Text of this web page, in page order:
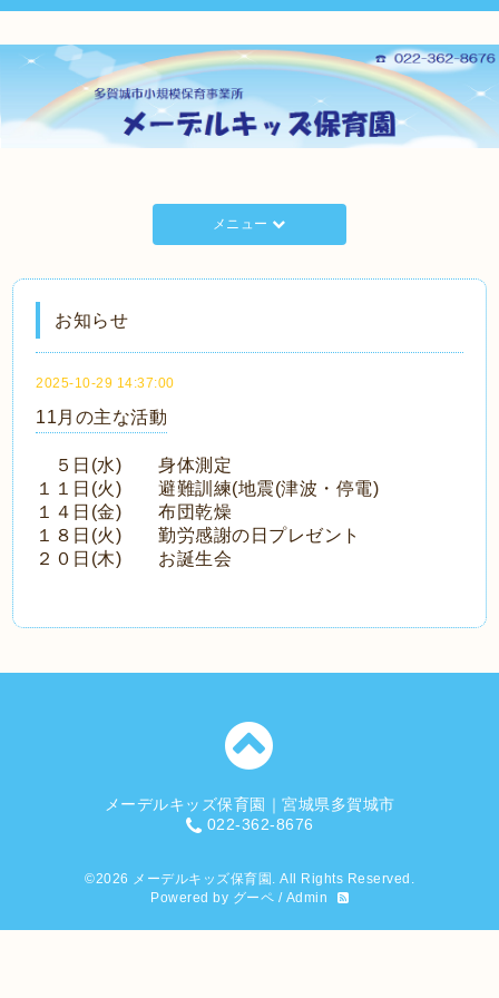
メニュー
お知らせ
2025-10-29 14:37:00
11月の主な活動
５日(水) 身体測定
１１日(火) 避難訓練(地震(津波・停電)
１４日(金) 布団乾燥
１８日(火) 勤労感謝の日プレゼント
２０日(木) お誕生会
メーデルキッズ保育園｜宮城県多賀城市
022-362-8676
©2026 メーデルキッズ保育園 . All Rights Reserved.
Powered by グーペ / Admin